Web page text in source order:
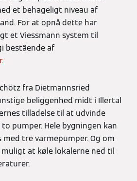
et behageligt niveau af
For at opnå dette har
et Viessmann system til
bestående af
.
fra Dietmannsried
beliggenhed midt i Illertal
tilladelse til at udvinde
pumper. Hele bygningen kan
med tre varmepumper. Og om
at køle lokalerne ned til